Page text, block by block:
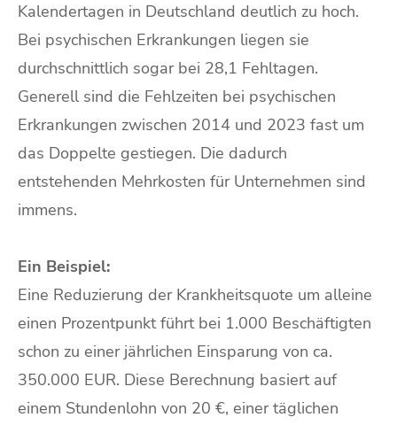
Kalendertagen in Deutschland deutlich zu hoch.
Bei psychischen Erkrankungen liegen sie
durchschnittlich sogar bei 28,1 Fehltagen.
Generell sind die Fehlzeiten bei psychischen
Erkrankungen zwischen 2014 und 2023 fast um
das Doppelte gestiegen. Die dadurch
entstehenden Mehrkosten für Unternehmen sind
immens.
Ein Beispiel:
Eine Reduzierung der Krankheitsquote um alleine
einen Prozentpunkt führt bei 1.000 Beschäftigten
schon zu einer jährlichen Einsparung von ca.
350.000 EUR. Diese Berechnung basiert auf
einem Stundenlohn von 20 €, einer täglichen